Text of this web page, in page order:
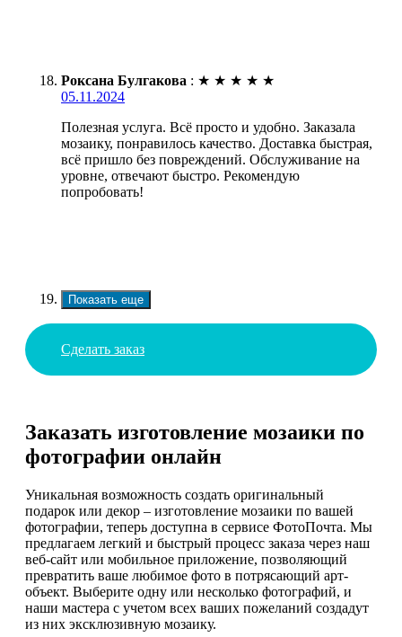
Роксана Булгакова : ★ ★ ★ ★ ★
05.11.2024
Полезная услуга. Всё просто и удобно. Заказала
мозаику, понравилось качество. Доставка быстрая,
всё пришло без повреждений. Обслуживание на
уровне, отвечают быстро. Рекомендую
попробовать!
Показать еще
Сделать заказ
Заказать изготовление мозаики по
фотографии онлайн
Уникальная возможность создать оригинальный
подарок или декор – изготовление мозаики по вашей
фотографии, теперь доступна в сервисе ФотоПочта. Мы
предлагаем легкий и быстрый процесс заказа через наш
веб-сайт или мобильное приложение, позволяющий
превратить ваше любимое фото в потрясающий арт-
объект. Выберите одну или несколько фотографий, и
наши мастера с учетом всех ваших пожеланий создадут
из них эксклюзивную мозаику.